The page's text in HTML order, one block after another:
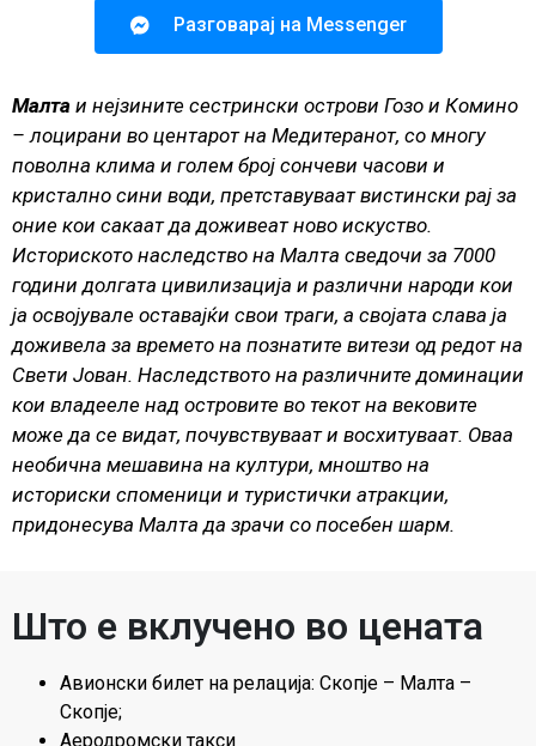
Разговарај на Messenger
Малта и нејзините сестрински острови Гозо и Комино
– лоцирани во центарот на Медитеранот, со многу
поволна клима и голем број сончеви часови и
кристално сини води, претставуваат вистински рај за
оние кои сакаат да доживеат ново искуство.
Историското наследство на Малта сведочи за 7000
години долгата цивилизација и различни народи кои
ја освојувале оставајќи свои траги, а својата слава ја
доживела за времето на познатите витези од редот на
Свети Јован. Наследството на различните доминации
кои владееле над островите во текот на вековите
може да се видат, почувствуваат и восхитуваат. Оваа
необична мешавина на култури, мноштво на
историски споменици и туристички атракции,
придонесува Малта да зрачи со посебен шарм.
Што е вклучено во цената
Авионски билет на релација: Скопје – Малта –
Скопје;
Аеродромски такси